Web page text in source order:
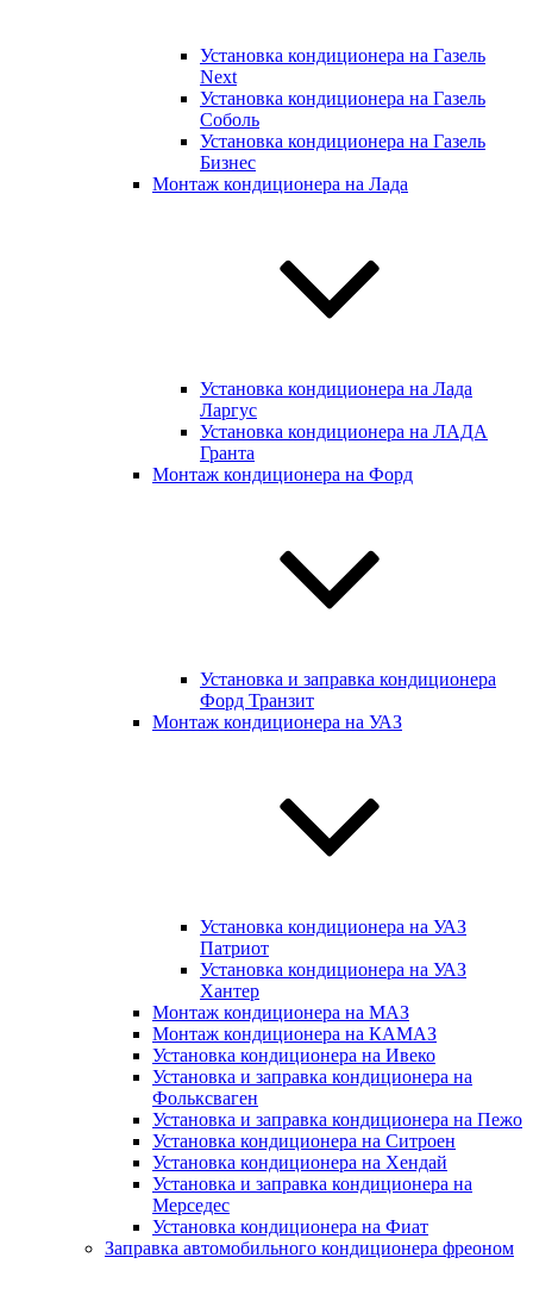
Установка кондиционера на Газель
Next
Установка кондиционера на Газель
Соболь
Установка кондиционера на Газель
Бизнес
Монтаж кондиционера на Лада
Установка кондиционера на Лада
Ларгус
Установка кондиционера на ЛАДА
Гранта
Монтаж кондиционера на Форд
Установка и заправка кондиционера
Форд Транзит
Монтаж кондиционера на УАЗ
Установка кондиционера на УАЗ
Патриот
Установка кондиционера на УАЗ
Хантер
Монтаж кондиционера на МАЗ
Монтаж кондиционера на КАМАЗ
Установка кондиционера на Ивеко
Установка и заправка кондиционера на
Фольксваген
Установка и заправка кондиционера на Пежо
Установка кондиционера на Ситроен
Установка кондиционера на Хендай
Установка и заправка кондиционера на
Мерседес
Установка кондиционера на Фиат
Заправка автомобильного кондиционера фреоном